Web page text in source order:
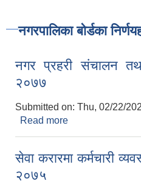
नगरपालिका बोर्डका
नगर प्रहरी संचालन
२०७७
Submitted on: Thu, 02/22/
Read more
सेवा करारमा कर्मचारी
२०७५